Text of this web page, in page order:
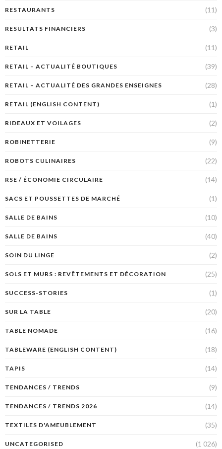
RESTAURANTS (11)
RESULTATS FINANCIERS (3)
RETAIL (11)
RETAIL – ACTUALITÉ BOUTIQUES (39)
RETAIL – ACTUALITÉ DES GRANDES ENSEIGNES (28)
RETAIL (ENGLISH CONTENT) (1)
RIDEAUX ET VOILAGES (2)
ROBINETTERIE (9)
ROBOTS CULINAIRES (22)
RSE / ÉCONOMIE CIRCULAIRE (14)
SACS ET POUSSETTES DE MARCHÉ (1)
SALLE DE BAINS (10)
SALLE DE BAINS (40)
SOIN DU LINGE (2)
SOLS ET MURS : REVÊTEMENTS ET DÉCORATION (25)
SUCCESS-STORIES (1)
SUR LA TABLE (20)
TABLE NOMADE (16)
TABLEWARE (ENGLISH CONTENT) (18)
TAPIS (14)
TENDANCES / TRENDS (9)
TENDANCES / TRENDS 2026 (14)
TEXTILES D'AMEUBLEMENT (35)
UNCATEGORISED (1 026)